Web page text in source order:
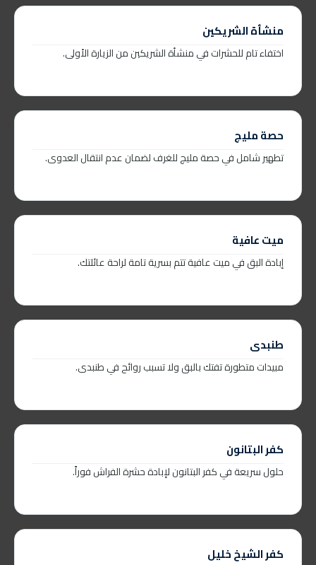
منشأة الشريكين
اختفاء تام للحشرات في منشأة الشريكين من الزيارة الأولى.
حصة مليج
تطهير شامل في حصة مليج للغرف لضمان عدم انتقال العدوى.
ميت عافية
إبادة البق في ميت عافية تتم بسرية تامة لراحة عائلتك.
طنبدى
مبيدات متطورة تفتك بالبق ولا تسبب روائح في طنبدى.
كفر البتانون
حلول سريعة في كفر البتانون لإبادة حشرة الفراش فوراً.
كفر الشيخ خليل